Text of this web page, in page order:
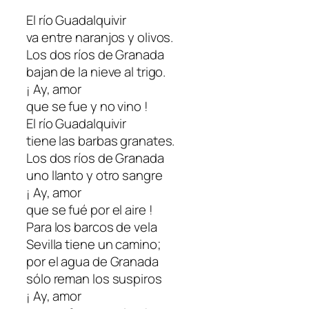
El río Guadalquivir
va entre naranjos y olivos.
Los dos ríos de Granada
bajan de la nieve al trigo.
¡ Ay, amor
que se fue y no vino !
El río Guadalquivir
tiene las barbas granates.
Los dos ríos de Granada
uno llanto y otro sangre
¡ Ay, amor
que se fué por el aire !
Para los barcos de vela
Sevilla tiene un camino;
por el agua de Granada
sólo reman los suspiros
¡ Ay, amor